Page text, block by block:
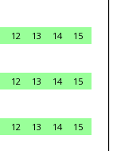
12 13 14
15
12 13 14
15
12 13 14
15